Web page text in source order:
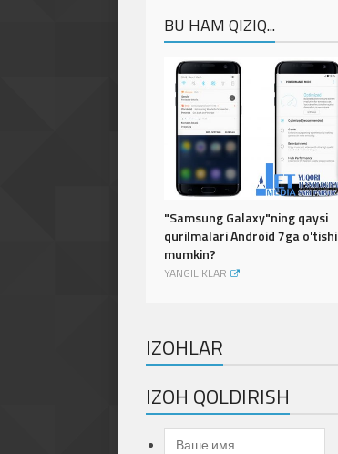
BU HAM QIZIQ...
"Samsung Galaxy"ning qaysi
qurilmalari Android 7ga o'tishi
mumkin?
YANGILIKLAR
IZOHLAR
IZOH QOLDIRISH